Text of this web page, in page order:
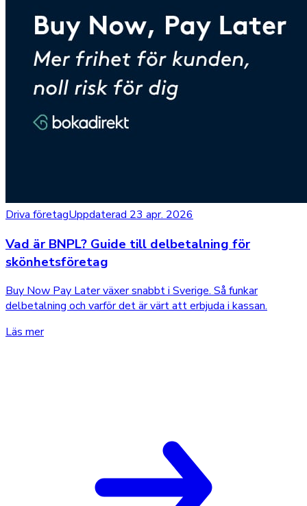
Driva företagUppdaterad 23 apr. 2026
Vad är BNPL? Guide till delbetalning för
skönhetsföretag
Buy Now Pay Later växer snabbt i Sverige. Så funkar
delbetalning och varför det är värt att erbjuda i kassan.
Läs mer